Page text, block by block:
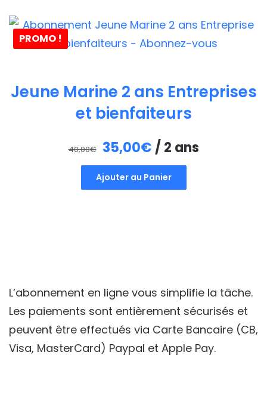
PROMO !
Jeune Marine 2 ans Entreprises
et bienfaiteurs
40,00€
Le
prix
initial
35,00€Le
prix
actuel
/ 2 ans
Ajouter au Panier
L’abonnement en ligne vous simplifie la tâche.
Les paiements sont entièrement sécurisés et
peuvent être effectués via Carte Bancaire (CB,
Visa, MasterCard) Paypal et Apple Pay.